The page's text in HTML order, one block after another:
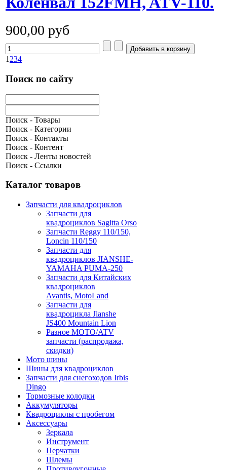
900,00 руб
1 234
Поиск по сайту
Поиск - Товары
Поиск - Категории
Поиск - Контакты
Поиск - Контент
Поиск - Ленты новостей
Поиск - Ссылки
Каталог товаров
Запчасти для квадроциклов
Запчасти для
квадроциклов Sagitta Orso
Запчасти Reggy 110/150,
Loncin 110/150
Запчасти для
квадроциклов JIANSHE-
YAMAHA PUMA-250
Запчасти для Китайских
квадроциклов
Avantis, MotoLand
Запчасти для
квадроцикла Jianshe
JS400 Mountain Lion
Разное МОТО/ATV
запчасти (распродажа,
скидки)
Мото шины
Шины для квадроциклов
Запчасти для снегоходов Irbis
Dingo
Тормозные колодки
Аккумуляторы
Квадроциклы с пробегом
Аксессуары
Зеркала
Инструмент
Перчатки
Шлемы